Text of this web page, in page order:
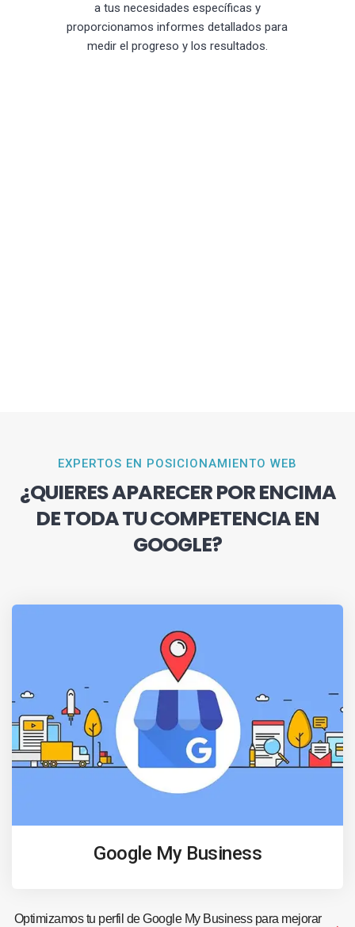
a tus necesidades específicas y
proporcionamos informes detallados para
medir el progreso y los resultados.
EXPERTOS EN POSICIONAMIENTO WEB
¿QUIERES APARECER POR ENCIMA
DE TODA TU COMPETENCIA EN
GOOGLE?
Google My Business
Optimizamos tu perfil de Google My Business para mejorar